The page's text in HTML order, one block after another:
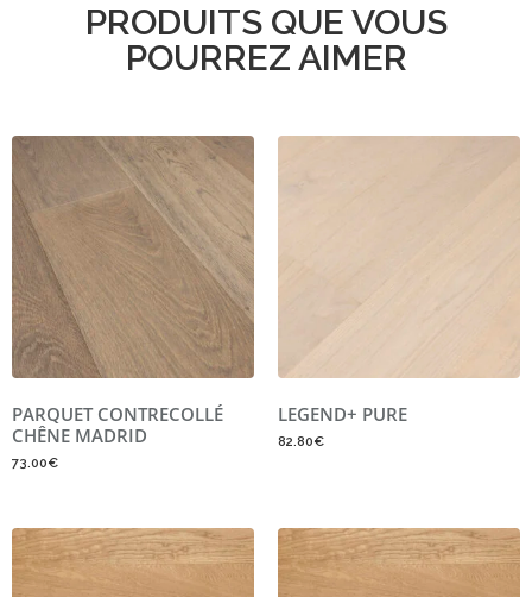
PRODUITS QUE VOUS
POURREZ AIMER
PARQUET CONTRECOLLÉ
CHÊNE MADRID
73.00€
LEGEND+ PURE
82.80€